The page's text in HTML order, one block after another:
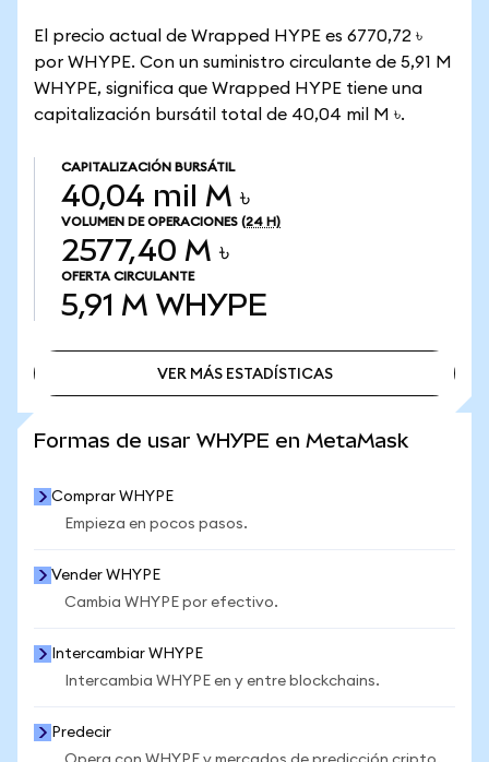
El precio actual de Wrapped HYPE es 6770,72 ৳
por WHYPE. Con un suministro circulante de 5,91 M
WHYPE, significa que Wrapped HYPE tiene una
capitalización bursátil total de 40,04 mil M ৳.
CAPITALIZACIÓN BURSÁTIL
40,04 mil M ৳
VOLUMEN DE OPERACIONES (24 H)
2577,40 M ৳
OFERTA CIRCULANTE
5,91 M WHYPE
VER MÁS ESTADÍSTICAS
Formas de usar WHYPE en MetaMask
Comprar WHYPE
Empieza en pocos pasos.
Vender WHYPE
Cambia WHYPE por efectivo.
Intercambiar WHYPE
Intercambia WHYPE en y entre blockchains.
Predecir